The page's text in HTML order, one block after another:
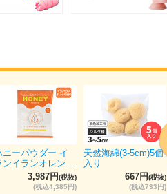
ニーパウダー イ
ンイランオレン…
3,987円(税抜)
(税込4,385円)
天然海綿(3-5cm)5個
入り
667円(税抜)
(税込733円)